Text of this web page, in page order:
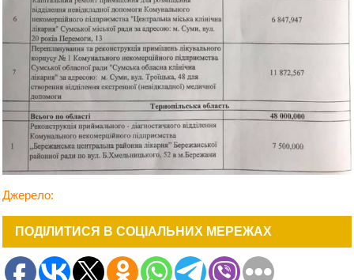
Джерело:
ПОДІЛИТИСЯ В СОЦІАЛЬНИХ МЕРЕЖАХ